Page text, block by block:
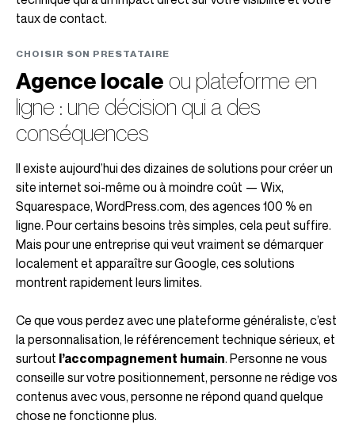
taux de contact.
CHOISIR SON PRESTATAIRE
Agence locale ou plateforme en
ligne : une décision qui a des
conséquences
Il existe aujourd’hui des dizaines de solutions pour créer un
site internet soi-même ou à moindre coût — Wix,
Squarespace, WordPress.com, des agences 100 % en
ligne. Pour certains besoins très simples, cela peut suffire.
Mais pour une entreprise qui veut vraiment se démarquer
localement et apparaître sur Google, ces solutions
montrent rapidement leurs limites.
Ce que vous perdez avec une plateforme généraliste, c’est
la personnalisation, le référencement technique sérieux, et
surtout l’accompagnement humain. Personne ne vous
conseille sur votre positionnement, personne ne rédige vos
contenus avec vous, personne ne répond quand quelque
chose ne fonctionne plus.